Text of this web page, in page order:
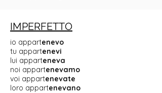
IMPERFETTO
io appartenevo
tu appartenevi
lui apparteneva
noi appartenevamo
voi appartenevate
loro appartenevano